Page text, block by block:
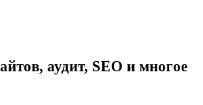
аудит, SEO и многое